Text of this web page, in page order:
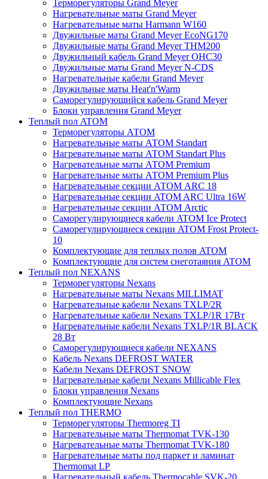
Терморегуляторы Grand Meyer
Нагревательные маты Grand Meyer
Нагревательные маты Harmann W160
Двужильные маты Grand Meyer EcoNG170
Двужильные маты Grand Meyer THM200
Двужильный кабель Grand Meyer OHC30
Двужильные маты Grand Meyer N-CDS
Нагревательные кабели Grand Meyer
Двужильные маты Heat'n'Warm
Саморегулирующийся кабель Grand Meyer
Блоки управления Grand Meyer
Теплый пол ATOM
Терморегуляторы АТОМ
Нагревательные маты АТОМ Standart
Нагревательные маты АТОМ Standart Plus
Нагревательные маты АТОМ Premium
Нагревательные маты АТОМ Premium Plus
Нагревательные секции АТОМ ARC 18
Нагревательные секции ATOM ARC Ultra 16W
Нагревательные секции АТОМ Arctic
Саморегулирующиеся кабели ATOM Ice Protect
Саморегулирующиеся секции ATOM Frost Protect-
10
Комплектующие для теплых полов ATOM
Комплектующие для систем снеготаяния ATOM
Теплый пол NEXANS
Терморегуляторы Nexans
Нагревательные маты Nexans MILLIMAT
Нагревательные кабели Nexans TXLP/2R
Нагревательные кабели Nexans TXLP/1R 17Вт
Нагревательные кабели Nexans TXLP/1R BLACK
28 Вт
Саморегулирующиеся кабели NEXANS
Кабель Nexans DEFROST WATER
Кабели Nexans DEFROST SNOW
Нагревательные кабели Nexans Millicable Flex
Блоки управления Nexans
Комплектующие Nexans
Теплый пол THERMO
Терморегуляторы Thermoreg TI
Нагревательные маты Thermomat TVK-130
Нагревательные маты Thermomat TVK-180
Нагревательные маты под паркет и ламинат
Thermomat LP
Нагревательный кабель Thermocable SVK-20